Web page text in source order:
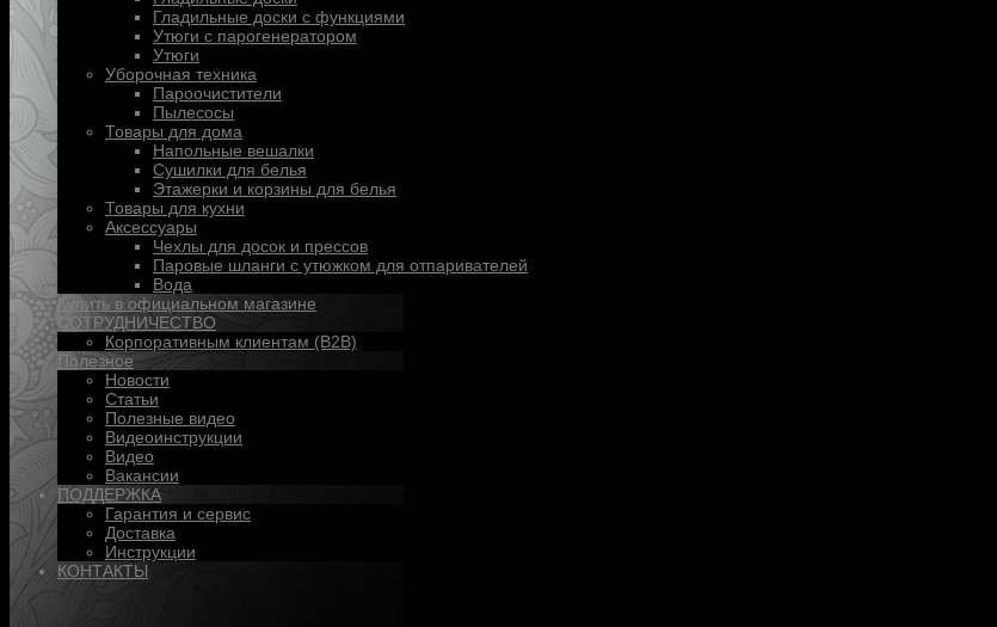
Гладильные доски с функциями
Утюги с парогенератором
Утюги
Уборочная техника
Пароочистители
Пылесосы
Товары для дома
Напольные вешалки
Сушилки для белья
Этажерки и корзины для белья
Товары для кухни
Аксессуары
Чехлы для досок и прессов
Паровые шланги с утюжком для отпаривателей
Вода
Купить в официальном магазине
СОТРУДНИЧЕСТВО
Корпоративным клиентам (B2B)
Полезное
Новости
Статьи
Полезные видео
Видеоинструкции
Видео
Вакансии
ПОДДЕРЖКА
Гарантия и сервис
Доставка
Инструкции
КОНТАКТЫ